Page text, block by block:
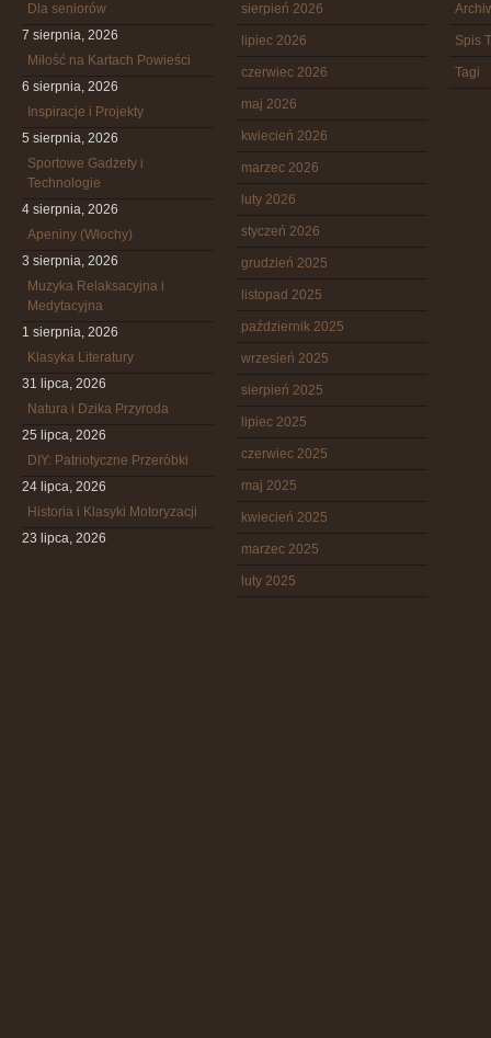
Dla seniorów
7 sierpnia, 2026
Miłość na Kartach Powieści
6 sierpnia, 2026
Inspiracje i Projekty
5 sierpnia, 2026
Sportowe Gadżety i
Technologie
4 sierpnia, 2026
Apeniny (Włochy)
3 sierpnia, 2026
Muzyka Relaksacyjna i
Medytacyjna
1 sierpnia, 2026
Klasyka Literatury
31 lipca, 2026
Natura i Dzika Przyroda
25 lipca, 2026
DIY: Patriotyczne Przeróbki
24 lipca, 2026
Historia i Klasyki Motoryzacji
23 lipca, 2026
sierpień 2026
lipiec 2026
czerwiec 2026
maj 2026
kwiecień 2026
marzec 2026
luty 2026
styczeń 2026
grudzień 2025
listopad 2025
październik 2025
wrzesień 2025
sierpień 2025
lipiec 2025
czerwiec 2025
maj 2025
kwiecień 2025
marzec 2025
luty 2025
Spis
Tagi